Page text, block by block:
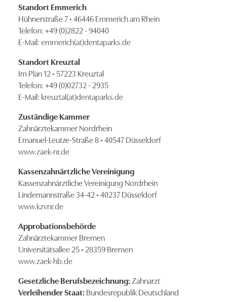
Standort Emmerich
Hühnerstraße 7 • 46446 Emmerich am Rhein
Telefon: +49 (0)2822 - 94040
E-Mail:emmerich(at)dentaparks.de
Standort Kreuztal
Im Plan 12 • 57223 Kreuztal
Telefon: +49 (0)02732 - 2935
E-Mail: kreuztal(at)dentaparks.de
Zuständige Kammer
Zahnärztekammer Nordrhein
Emanuel-Leutze-Straße 8 • 40547 Düsseldorf
www.zaek-nr.de
Kassenzahnärtzliche Vereinigung
Kassenzahnärztliche Vereinigung Nordrhein
Lindemannstraße 34-42 • 40237 Düsseldorf
www.kzvnr.de
Approbationsbehörde
Zahnärztekammer Bremen
Universitätsallee 25 • 28359 Bremen
www.zaek-hb.de
Gesetzliche Berufsbezeichnung:Zahnarzt
Verleihender Staat:Bundesrepublik Deutschland